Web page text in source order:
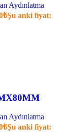
Aydınlatma
₺Şu anki fiyat:
Aydınlatma
₺Şu anki fiyat: